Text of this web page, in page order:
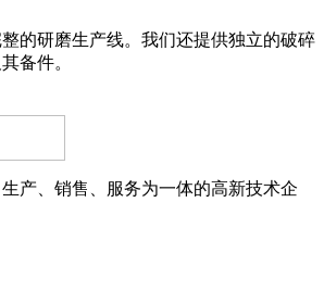
的研磨生产线。我们还提供独立的破碎
备件。
产、销售、服务为一体的高新技术企